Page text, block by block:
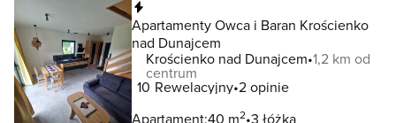
Apartamenty Owca i Baran Krościenko
nad Dunajcem
Krościenko nad Dunajcem 1,2 km od
centrum
10 Rewelacyjny 2 opinie
Apartament:40 m2 3 łóżka